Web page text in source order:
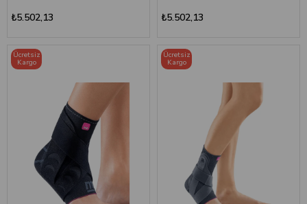
₺5.502,13 ₺5.502,13
Ücretsiz
Kargo
Ücretsiz
Kargo